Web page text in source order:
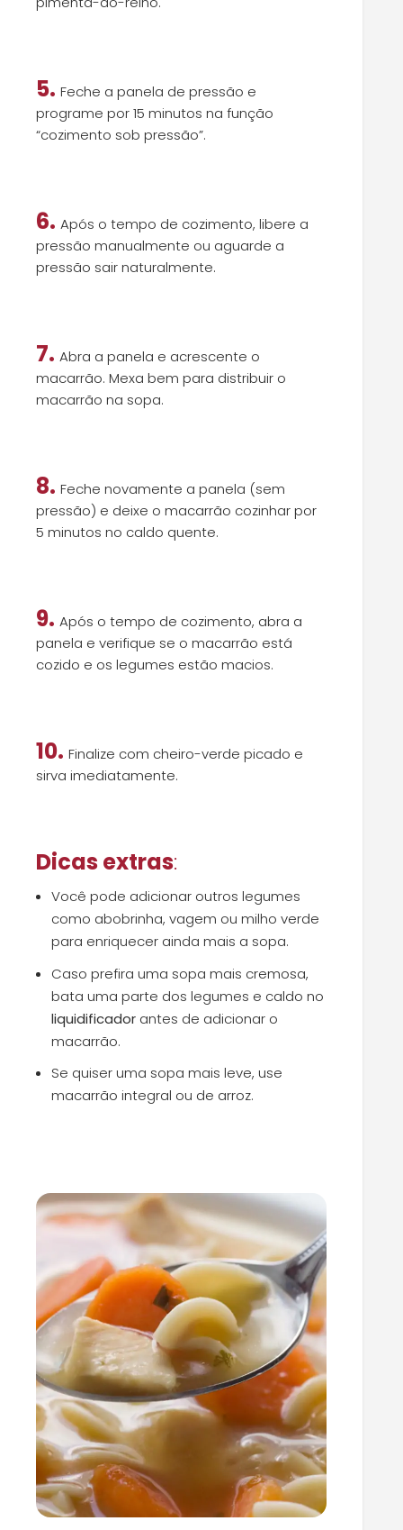
5.Feche a panela de pressão e
programe por 15 minutos na função
“cozimento sob pressão”.
6.Após o tempo de cozimento, libere a
pressão manualmente ou aguarde a
pressão sair naturalmente.
7.Abra a panela e acrescente o
macarrão. Mexa bem para distribuir o
macarrão na sopa.
8.Feche novamente a panela (sem
pressão) e deixe o macarrão cozinhar por
5 minutos no caldo quente.
9.Após o tempo de cozimento, abra a
panela e verifique se o macarrão está
cozido e os legumes estão macios.
10.Finalize com cheiro-verde picado e
sirva imediatamente.
Dicas extras:
Você pode adicionar outros legumes
como abobrinha, vagem ou milho verde
para enriquecer ainda mais a sopa.
Caso prefira uma sopa mais cremosa,
bata uma parte dos legumes e caldo no
liquidificador antes de adicionar o
macarrão.
Se quiser uma sopa mais leve, use
macarrão integral ou de arroz.